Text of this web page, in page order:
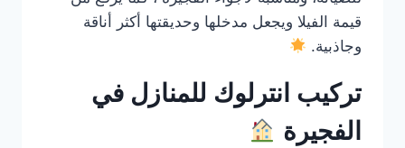
قيمة الفيلا ويجعل مدخلها وحديقتها أكثر أناقة
وجاذبية.
تركيب انترلوك للمنازل في
الفجيرة